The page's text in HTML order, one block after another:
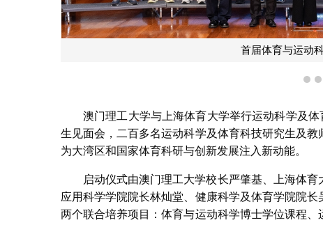
首届体育与运动
1 2
澳门理工大学与上海体育大学举行运动科学及
生见面会，二百多名运动科学及体育科技研究生及
为大湾区和国家体育科研与创新发展注入新动能。
启动仪式由澳门理工大学校长严肇基、上海体
应用科学学院院长林灿堂、健康科学及体育学院院
两个联合培养项目：体育与运动科学博士学位课程